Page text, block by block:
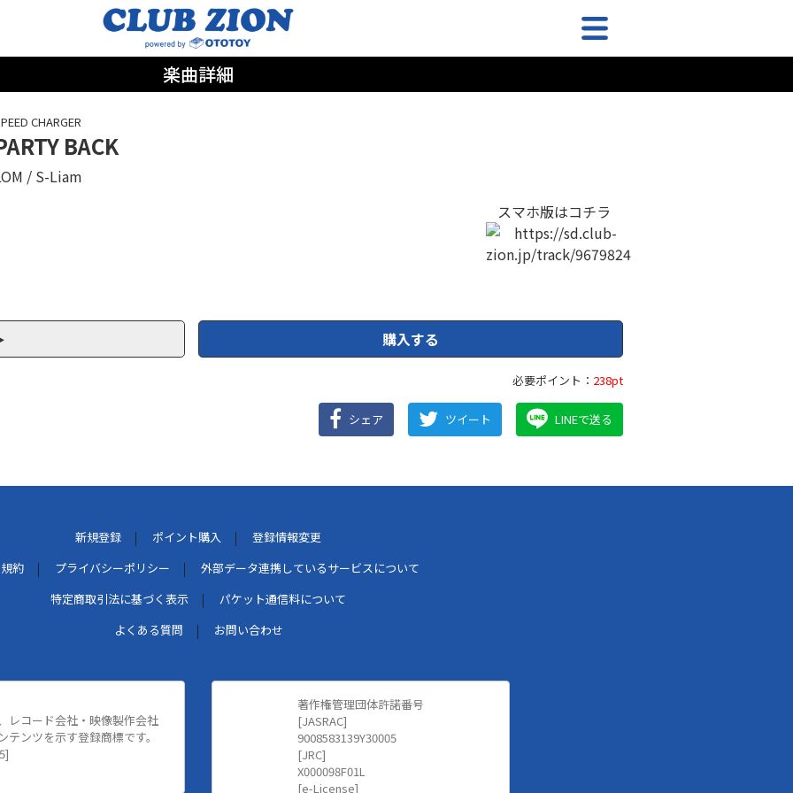
楽曲詳細
CHARGER
BACK
S-Liam
スマホ版はコチラ
購入する
必要ポイント： 238pt
シェア ツイート LINEで送る
新規登録 ポイント購入
登録情報変更
約
プライバシーポリシー
外部データ連携しているサービスについて
特定商取引法に基づく表示
パケット通信料について
よくある質問
お問い合わせ
レコード会社・映像製作会社
テンツを示す登録商標です。
著作権管理団体許諾番号
[JASRAC]
9008583139Y30005
[JRC]
X000098F01L
[e-License]